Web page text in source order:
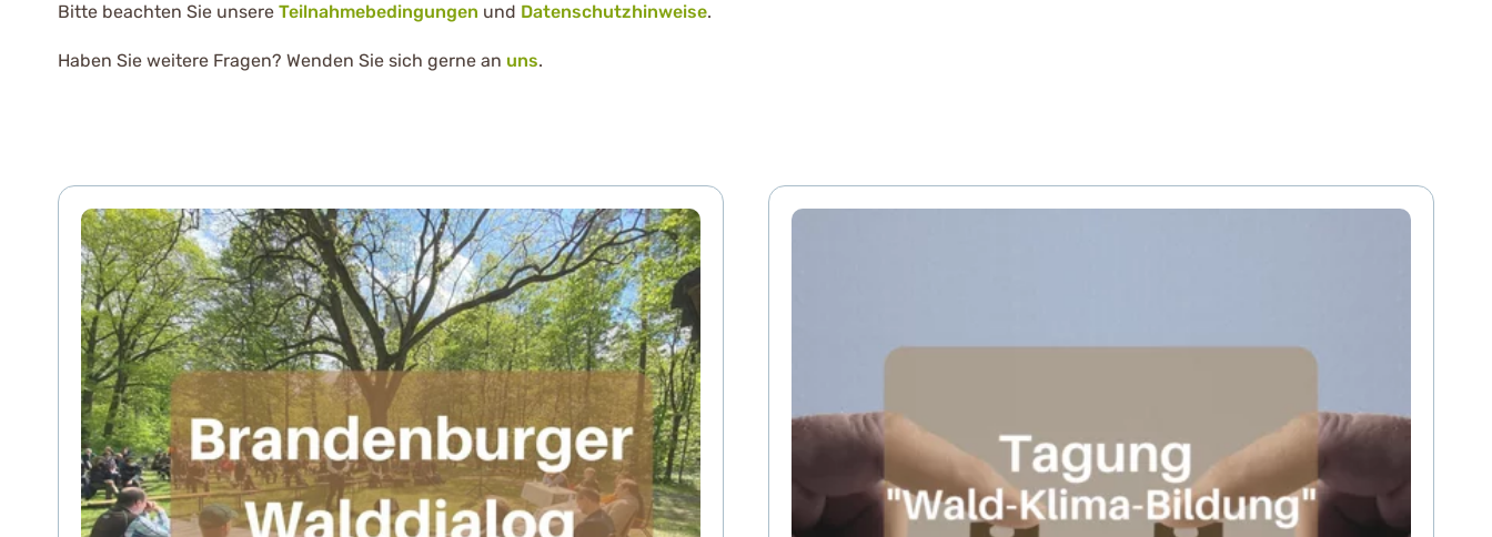
Bitte beachten Sie unsere Teilnahmebedingungen und Datenschutzhinweise.
Haben Sie weitere Fragen? Wenden Sie sich gerne an uns.